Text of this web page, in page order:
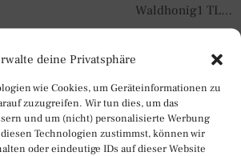
deine Privatsphäre
wie Cookies, um Geräteinformationen zu
zuzugreifen. Wir tun dies, um das
und um (nicht) personalisierte Werbung
Technologien zustimmst, können wir
oder eindeutige IDs auf dieser Website
Waldhonig1 TL…